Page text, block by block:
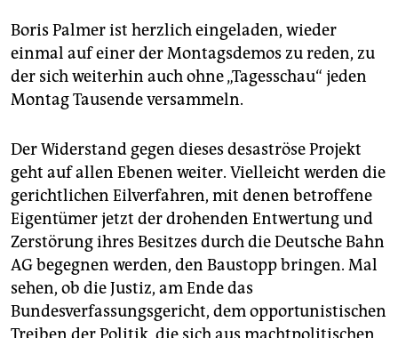
Boris Palmer ist herzlich eingeladen, wieder
einmal auf einer der Montagsdemos zu reden, zu
der sich weiterhin auch ohne „Tagesschau“ jeden
Montag Tausende versammeln.
Der Widerstand gegen dieses desaströse Projekt
geht auf allen Ebenen weiter. Vielleicht werden die
gerichtlichen Eilverfahren, mit denen betroffene
Eigentümer jetzt der drohenden Entwertung und
Zerstörung ihres Besitzes durch die Deutsche Bahn
AG begegnen werden, den Baustopp bringen. Mal
sehen, ob die Justiz, am Ende das
Bundesverfassungsgericht, dem opportunistischen
Treiben der Politik, die sich aus machtpolitischen